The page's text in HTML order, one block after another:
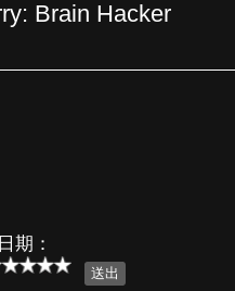
Brain Hacker
期：